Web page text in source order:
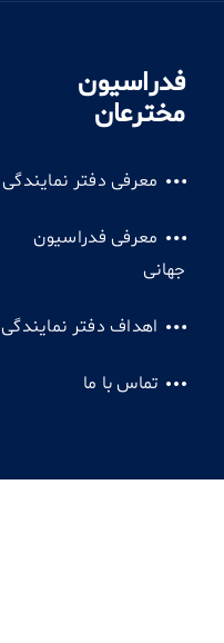
فدراسیون
مخترعان
معرفی دفتر نمایندگی
معرفی فدراسیون
جهانی
اهداف دفتر نمایندگی
تماس با ما